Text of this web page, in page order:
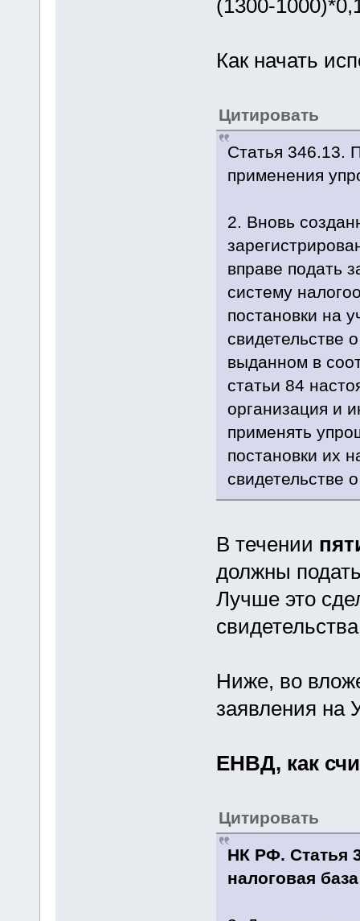
(1300-
Как начать
Цитировать
Статья 346.13.
применения
2. Вновь
вправе подать
систему
постановки на
свидетельстве
выданном в
статьи 84
организация и
применять
постановки их
свидетельстве
В течении
должны
Лучше это
Ниже, во
заявления на
ЕНВД, как
Цитировать
НК РФ. Статья
налоговая база